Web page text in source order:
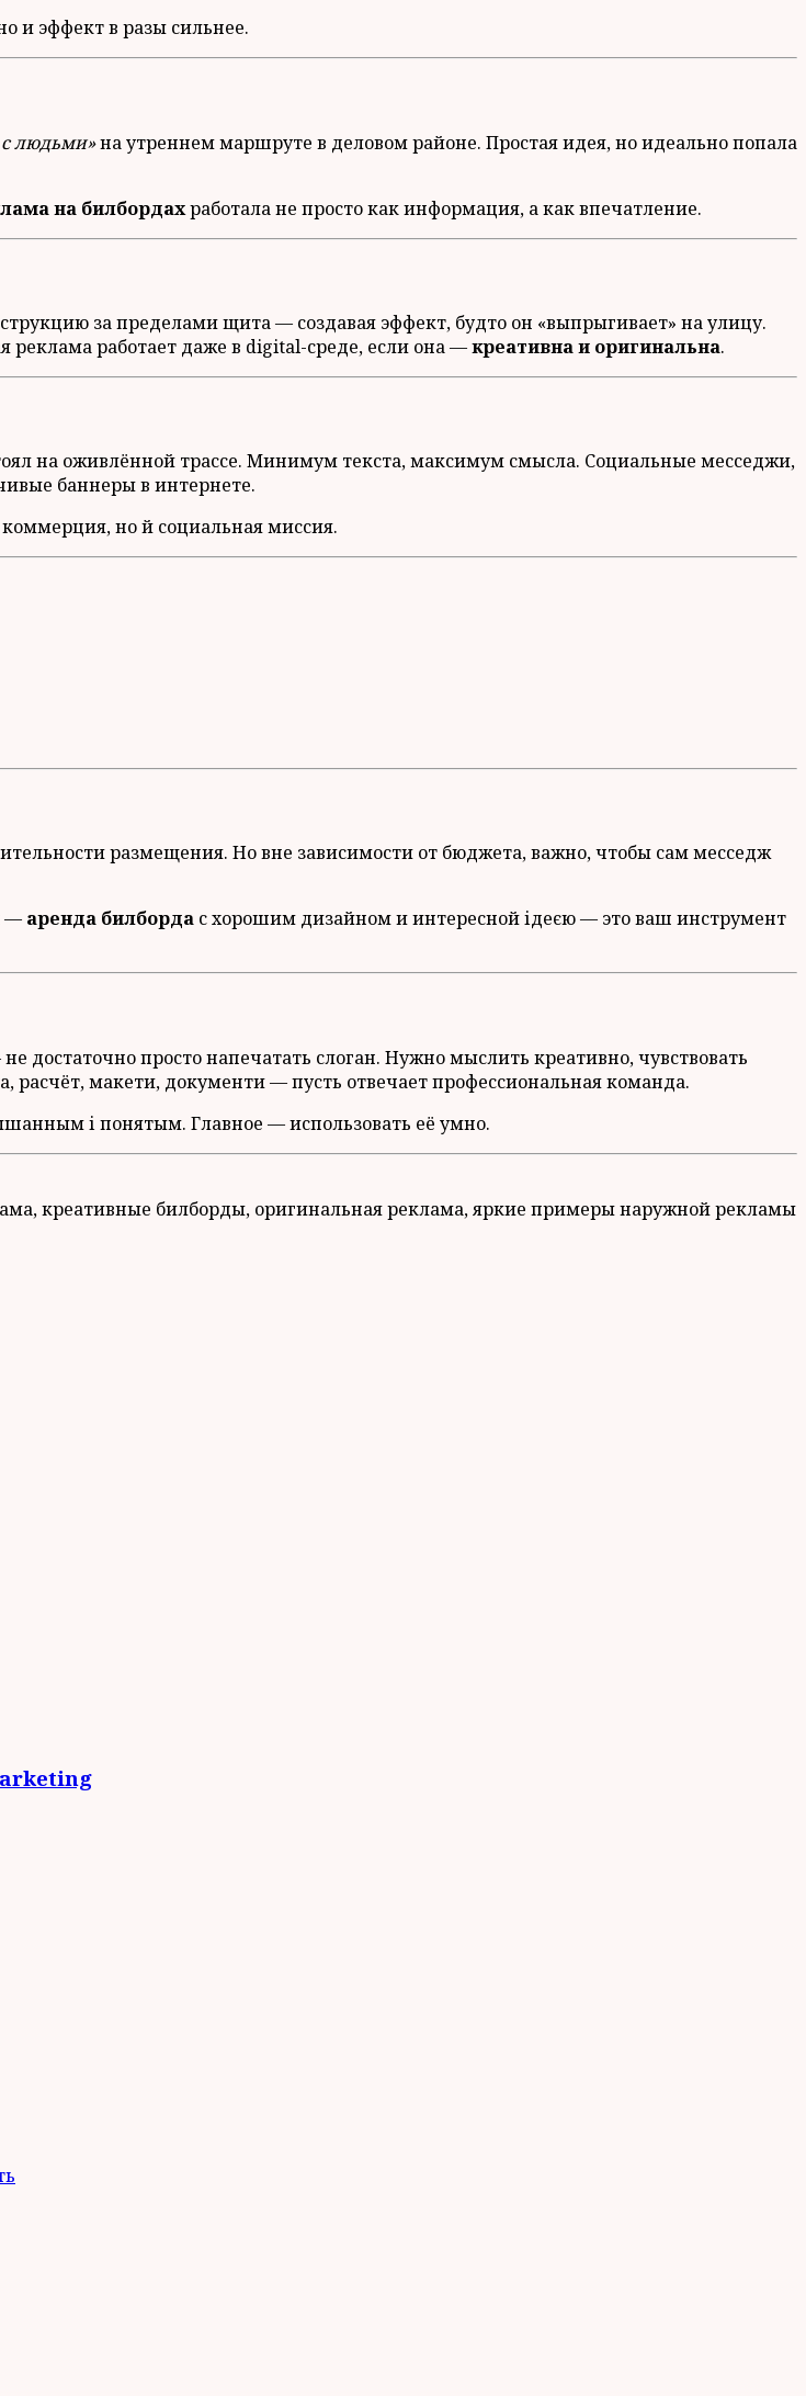
и эффект в разы сильнее.
людьми»на утреннем маршруте в деловом районе. Простая идея, но идеально попала
на билбордахработала не просто как информация, а как впечатление.
за пределами щита — создавая эффект, будто он «выпрыгивает» на улицу.
реклама работает даже в digital-среде, если она —креативна и оригинальна.
на оживлённой трассе. Минимум текста, максимум смысла. Социальные месседжи,
баннеры в интернете.
но й социальная миссия.
размещения. Но вне зависимости от бюджета, важно, чтобы сам месседж
— аренда билборда с хорошим дизайном и интересной ідеєю — это ваш инструмент
достаточно просто напечатать слоган. Нужно мыслить креативно, чувствовать
макети, документи — пусть отвечает профессиональная команда.
і понятым. Главное — использовать её умно.
креативные билборды, оригинальная реклама, яркие примеры наружной рекламы